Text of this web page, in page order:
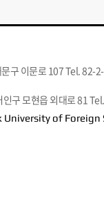
구 이문로 107 Tel. 82-
구 모현읍 외대로 81
of Foreign